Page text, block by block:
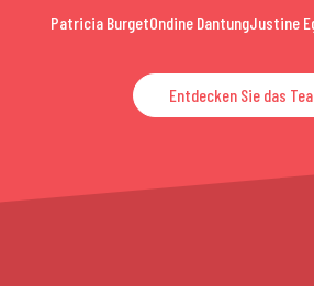
Patricia BurgetOndine DantungJustine
Entdecken Sie das